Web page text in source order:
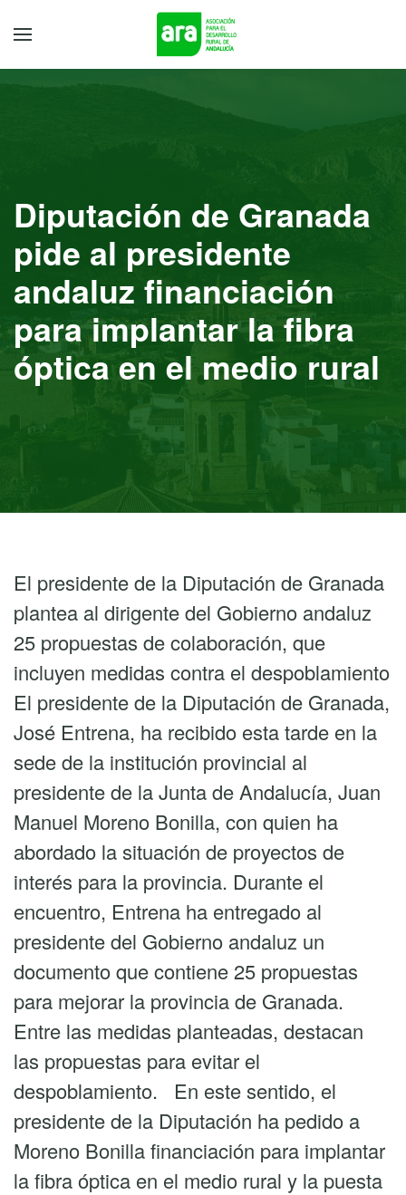
Diputación de Granada
pide al presidente
andaluz financiación
para implantar la fibra
óptica en el medio rural
El presidente de la Diputación de Granada
plantea al dirigente del Gobierno andaluz
25 propuestas de colaboración, que
incluyen medidas contra el despoblamiento
El presidente de la Diputación de Granada,
José Entrena, ha recibido esta tarde en la
sede de la institución provincial al
presidente de la Junta de Andalucía, Juan
Manuel Moreno Bonilla, con quien ha
abordado la situación de proyectos de
interés para la provincia. Durante el
encuentro, Entrena ha entregado al
presidente del Gobierno andaluz un
documento que contiene 25 propuestas
para mejorar la provincia de Granada.
Entre las medidas planteadas, destacan
las propuestas para evitar el
despoblamiento. En este sentido, el
presidente de la Diputación ha pedido a
Moreno Bonilla financiación para implantar
la fibra óptica en el medio rural y la puesta